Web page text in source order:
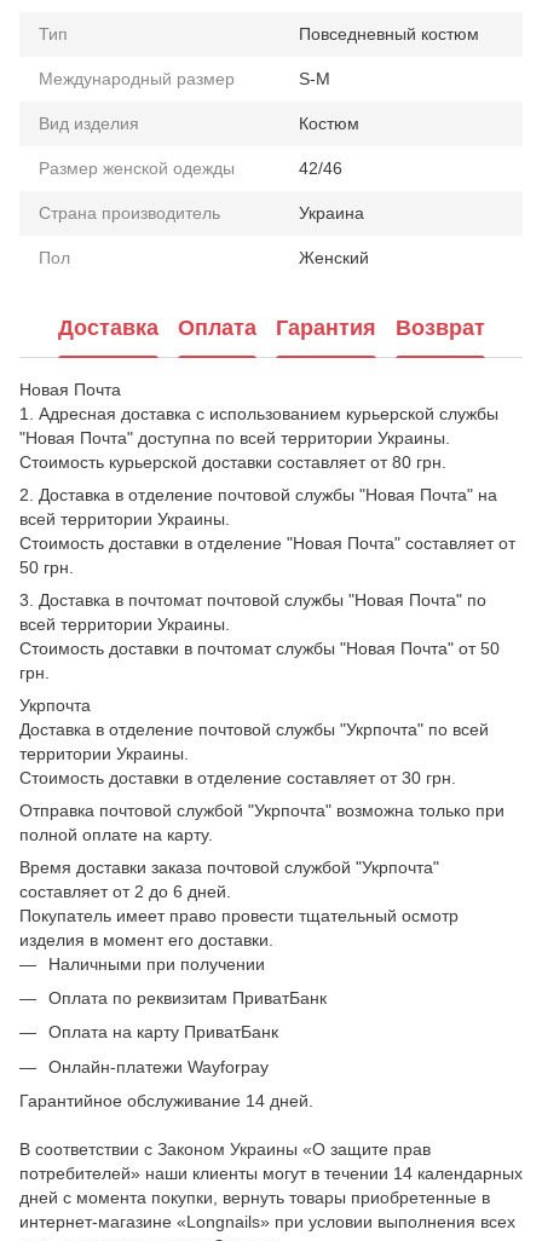
Тип Повседневный костюм
Международный размер S-M
Вид изделия Костюм
Размер женской одежды 42/46
Страна производитель Украина
Пол Женский
Доставка Оплата Гарантия Возврат
Новая Почта
1. Адресная доставка с использованием курьерской службы
"Новая Почта" доступна по всей территории Украины.
Стоимость курьерской доставки составляет от 80 грн.
2. Доставка в отделение почтовой службы "Новая Почта" на
всей территории Украины.
Стоимость доставки в отделение "Новая Почта" составляет от
50 грн.
3. Доставка в почтомат почтовой службы "Новая Почта" по
всей территории Украины.
Стоимость доставки в почтомат службы "Новая Почта" от 50
грн.
Укрпочта
Доставка в отделение почтовой службы "Укрпочта" по всей
территории Украины.
Стоимость доставки в отделение составляет от 30 грн.
Отправка почтовой службой "Укрпочта" возможна только при
полной оплате на карту.
Время доставки заказа почтовой службой "Укрпочта"
составляет от 2 до 6 дней.
Покупатель имеет право провести тщательный осмотр
изделия в момент его доставки.
Наличными при получении
Оплата по реквизитам ПриватБанк
Оплата на карту ПриватБанк
Онлайн-платежи Wayforpay
Гарантийное обслуживание 14 дней.
В соответствии с Законом Украины «О защите прав
потребителей» наши клиенты могут в течении 14 календарных
дней с момента покупки, вернуть товары приобретенные в
интернет-магазине «Longnails» при условии выполнения всех